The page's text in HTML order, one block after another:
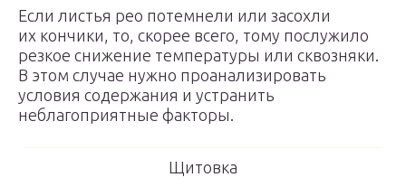
Если листья рео потемнели или засохли
их кончики, то, скорее всего, тому послужило
резкое снижение температуры или сквозняки.
В этом случае нужно проанализировать
условия содержания и устранить
неблагоприятные факторы.
Щитовка